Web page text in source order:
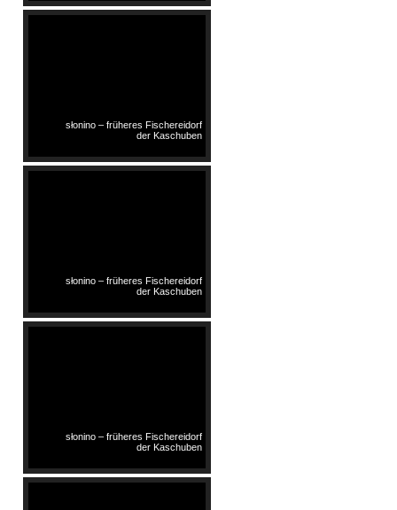
słonino – früheres Fischereidorf
der Kaschuben
słonino – früheres Fischereidorf
der Kaschuben
słonino – früheres Fischereidorf
der Kaschuben